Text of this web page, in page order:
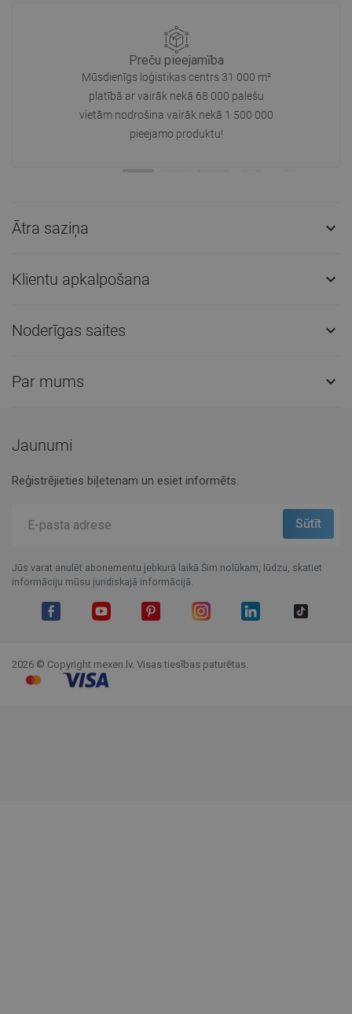
Preču pieejamība
Mūsdienīgs loģistikas centrs 31 000 m²
platībā ar vairāk nekā 68 000 palešu
vietām nodrošina vairāk nekā 1 500 000
pieejamo produktu!
Ātra saziņa 
Klientu apkalpošana 
Noderīgas saites 
Par mums 
Jaunumi
Reģistrējieties biļetenam un esiet informēts.
Jūs varat anulēt abonementu jebkurā laikā.Šim nolūkam, lūdzu, skatiet
informāciju mūsu juridiskajā informācijā.
2026 © Copyright mexen.lv. Visas tiesības paturētas.